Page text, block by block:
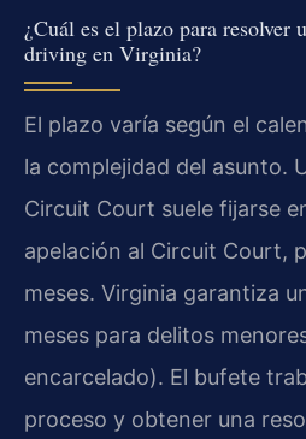
¿Cuál es el plazo para resolver
driving en Virginia?
El plazo varía según el
la complejidad del asunto.
Circuit Court suele fijarse
apelación al Circuit Court,
meses. Virginia garantiza
meses para delitos
encarcelado). El bufete
proceso y obtener una